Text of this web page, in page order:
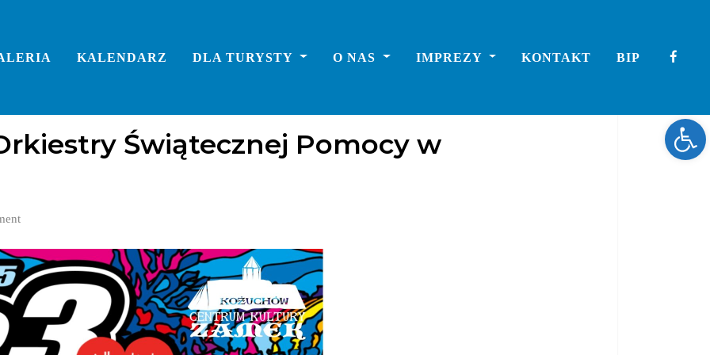
KALENDARZ DLA TURYSTY O NAS IMPREZY KONTAKT BIP
Świątecznej Pomocy w